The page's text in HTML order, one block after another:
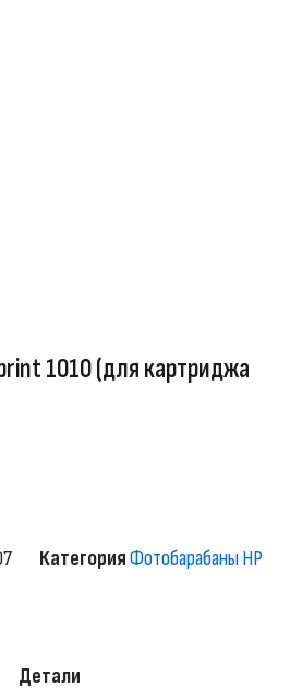
1010 (для картриджа
КатегорияФотобарабаны HP
Детали